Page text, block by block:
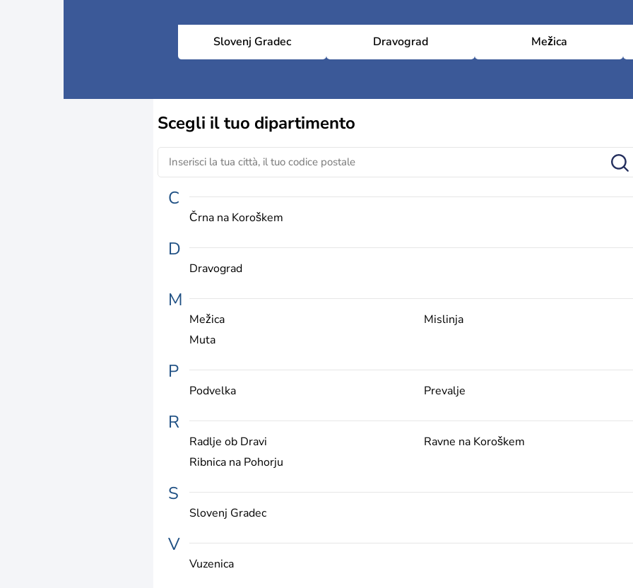
Slovenj Gradec Dravograd Mežica
Scegli iltuo dipartimento
C
Črna na Koroškem
D
Dravograd
M
Mežica
Mislinja
Muta
P
Podvelka Prevalje
R
Radlje ob Dravi
Ravne na Koroškem
Ribnica na Pohorju
S
Slovenj Gradec
V
Vuzenica